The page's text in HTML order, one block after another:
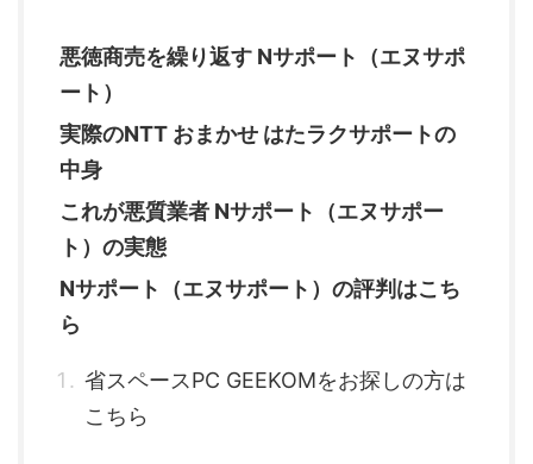
悪徳商売を繰り返す Nサポート（エヌサポ
ート）
実際のNTT おまかせ はたラクサポートの
中身
これが悪質業者 Nサポート（エヌサポー
ト）の実態
Nサポート（エヌサポート）の評判はこち
ら
省スペースPC GEEKOMをお探しの方は
こちら